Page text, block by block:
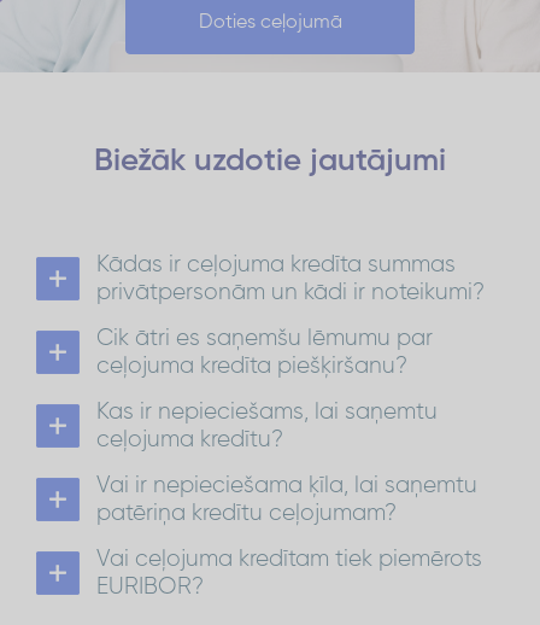
Doties ceļojumā
Biežāk uzdotie jautājumi
Kādas ir ceļojuma kredīta summas
privātpersonām un kādi ir noteikumi?
999 EUR ar atmaksas termiņu līdz 72 mēnešiem.
No 5 000 EUR līdz 15 000 EUR atmaksas termiņš ir
līdz 84 mēnešiem.
Cik ātri es saņemšu lēmumu par
ceļojuma kredīta piešķiršanu?
minūšu laikā.
Ņem vērā, ka nosūtīt pieteikumu var jebkurā laikā,
tomēr naudas pārskaitīšanu var ietekmēt
Kas ir nepieciešams, lai saņemtu
ceļojuma kredītu?
Latvijas pastāvīgajam iedzīvotājam
vecumā no 21 līdz 70 gadiem*;
nepieciešams konts kādā no Latvijas
jābūt regulāriem ienākumiem, kas ļauj
atmaksāt kredītu.
Vai ir nepieciešama ķīla, lai saņemtu
patēriņa kredītu ceļojumam?
nepieciešama
Vai ceļojuma kredītam tiek piemērots
EURIBOR?